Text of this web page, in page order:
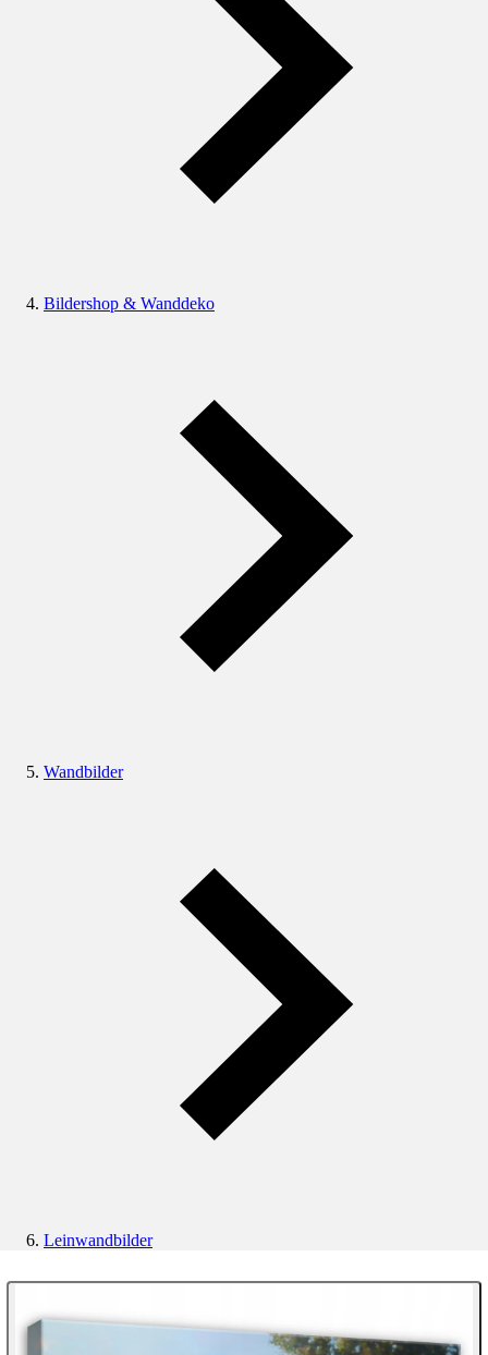
Bildershop & Wanddeko
Wandbilder
Leinwandbilder